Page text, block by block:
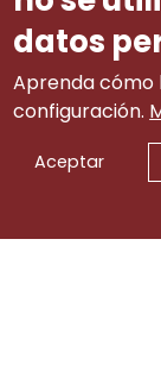
datos
Aprenda cómo
configuración.
Aceptar